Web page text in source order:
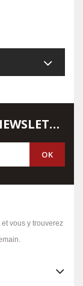
INSCRIVEZ-VOUS À NOTRE NEWSLETTER
vous y trouverez